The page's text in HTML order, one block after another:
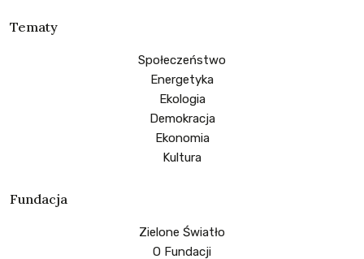
Tematy
Społeczeństwo
Energetyka
Ekologia
Demokracja
Ekonomia
Kultura
Fundacja
Zielone Światło
O Fundacji